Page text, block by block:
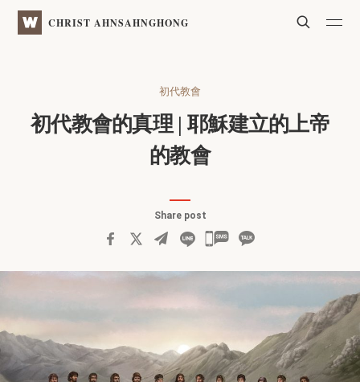
WATVCHRIST AHNSAHNGHONG Search
初代教會
初代教會的真理 | 耶穌建立的上帝
的教會
Share post
카
톡
기